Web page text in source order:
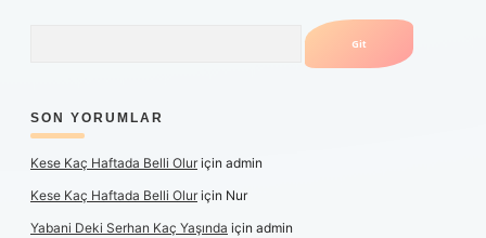
SON YORUMLAR
Kese Kaç Haftada Belli Oluriçin admin
Kese Kaç Haftada Belli Oluriçin Nur
Yabani Deki Serhan Kaç Yaşında için admin